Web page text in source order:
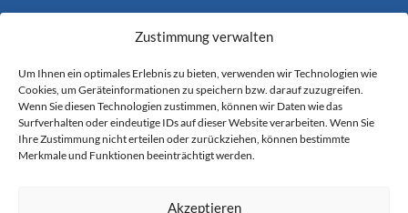
Zustimmung verwalten
Um Ihnen ein optimales Erlebnis zu bieten, verwenden wir Technologien wie
Cookies, um Geräteinformationen zu speichern bzw. darauf zuzugreifen.
Wenn Sie diesen Technologien zustimmen, können wir Daten wie das
Surfverhalten oder eindeutige IDs auf dieser Website verarbeiten. Wenn Sie
Ihre Zustimmung nicht erteilen oder zurückziehen, können bestimmte
Merkmale und Funktionen beeinträchtigt werden.
Akzeptieren
Folgen Sie uns auf
YouTube 1.1k Followers